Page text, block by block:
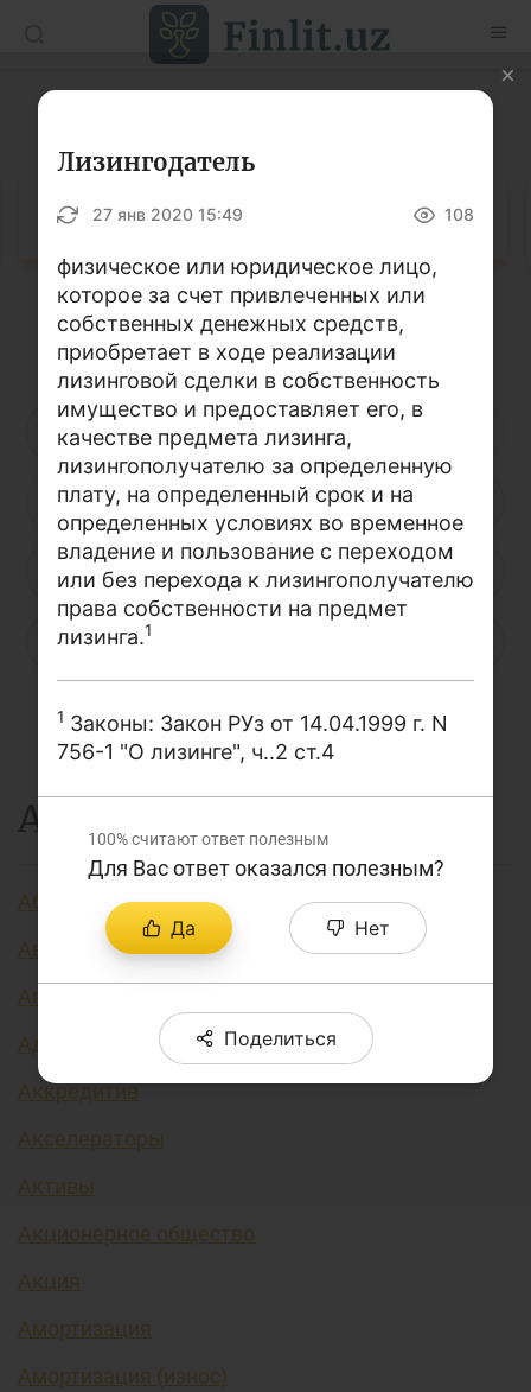
Рус
Статьи
Учебные материалы
Глоссарий
Книги по финансовой грамотности
Видео
Проекты
Интерактивные услуги
Фотогалерея
О проекте
Поиск по сайту
Глоссарий
Кириллица Латиница
А Б В Г Д
Ж З И Й К Л
Н О П Р С Т У
Ф Х
...
А
Аббревиатура финансовых технологий
Авторизация
Агент финансовый
Административно регулируемые цены
Аккредитив
Акселераторы
Активы
Акционерное общество
Акция
Амортизация
Амортизация (износ)
Лизингодатель
27 янв 2020 15:49 108
физическое или юридическое лицо,
которое за счет привлеченных или
собственных денежных средств,
приобретает в ходе реализации
лизинговой сделки в собственность
имущество и предоставляет его, в
качестве предмета лизинга,
лизингополучателю за определенную
плату, на определенный срок и на
определенных условиях во временное
владение и пользование с переходом
или без перехода к лизингополучателю
права собственности на предмет
лизинга.1
1 Законы: Закон РУз от 14.04.1999 г. N
756-1 "О лизинге", ч..2 ст.4
100%считают ответ полезным
Для Вас ответ оказался полезным?
Да Нет
Поделиться